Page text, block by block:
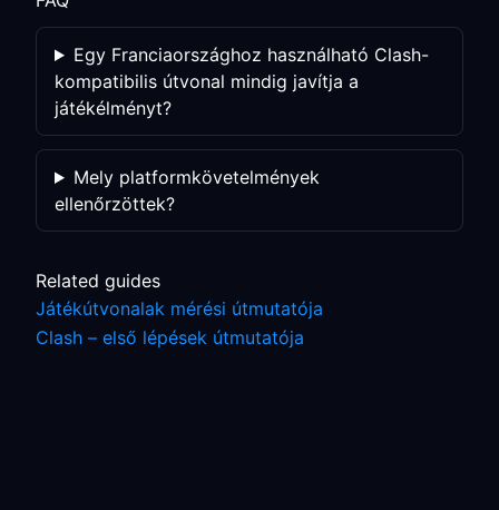
Egy Franciaországhoz használható Clash-
kompatibilis útvonal mindig javítja a
játékélményt?
Mely platformkövetelmények
ellenőrzöttek?
Related guides
Játékútvonalak mérési útmutatója
Clash – első lépések útmutatója